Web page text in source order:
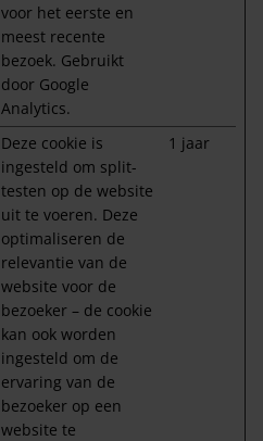
voor het eerste en
meest recente
bezoek. Gebruikt
door Google
Analytics.
Deze cookie is
ingesteld om split-
testen op de website
uit te voeren. Deze
optimaliseren de
relevantie van de
website voor de
bezoeker – de cookie
kan ook worden
ingesteld om de
ervaring van de
bezoeker op een
website te
1 jaar